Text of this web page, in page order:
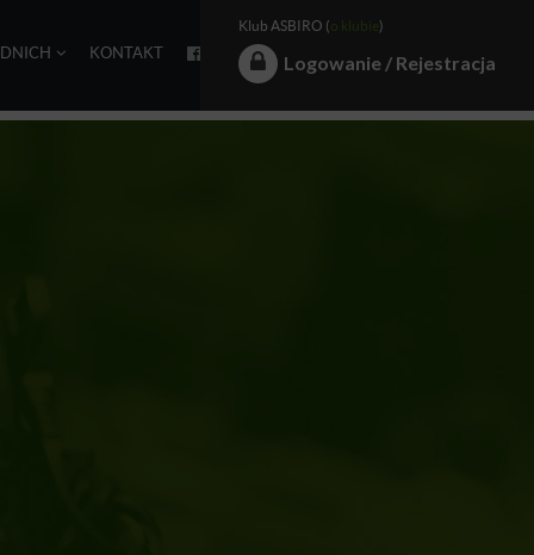
KONTAKT
Klub ASBIRO ( o klubie)
Logowanie / Rejestracja